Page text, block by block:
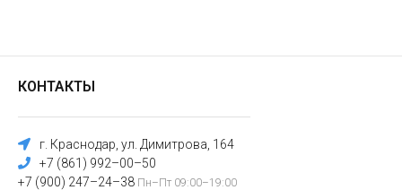
КОНТАКТЫ
г. Краснодар, ул. Димитрова, 164
+7 (861) 992–00–50
+7 (900) 247–24–38 Пн–Пт 09:00–19:00